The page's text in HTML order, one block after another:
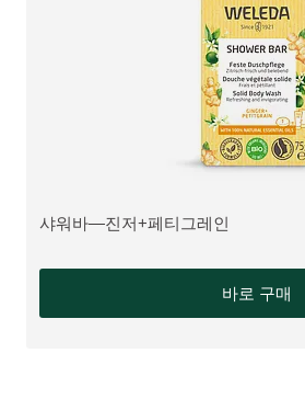
더 알아보기:
샤워바—진저+페티그레인
바로 구매